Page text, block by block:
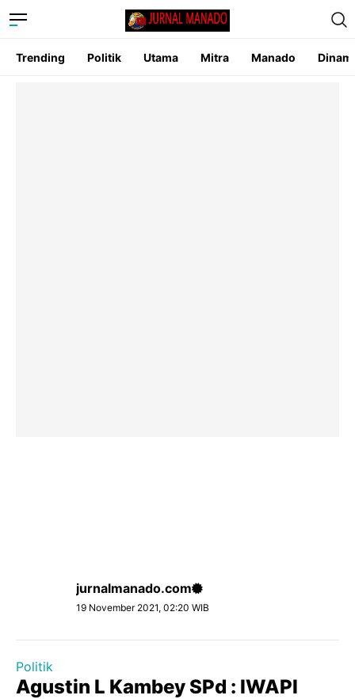
Trending Politik Utama Mitra Manado
jurnalmanado.com
19 November 2021, 02:20 WIB
Politik
Agustin L Kambey SPd : lWAPl